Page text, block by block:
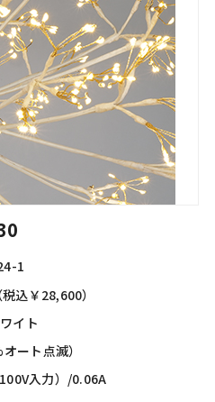
1
込￥28,600）
イト
ート点滅）
入力）/0.06A